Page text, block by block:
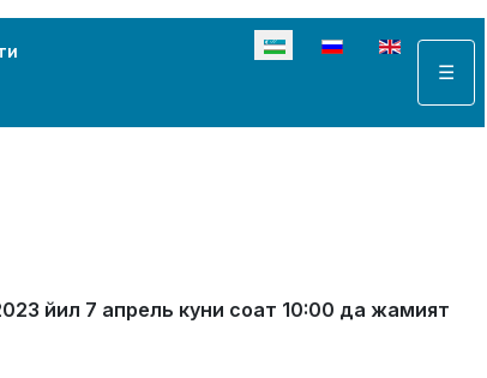
Select your language
☰
3 йил 7 апрель куни соат 10:00 да жамият